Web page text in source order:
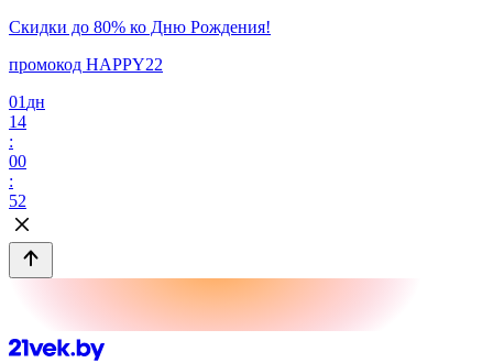
Скидки до 80% ко Дню Рождения!
промокод HAPPY22
01 дн
14
:
00
:
52